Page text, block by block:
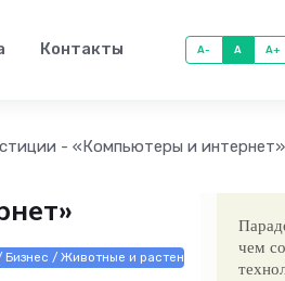
Контакты A- A A+
- «Компьютеры и интернет»
/ Животные и растения /
чем